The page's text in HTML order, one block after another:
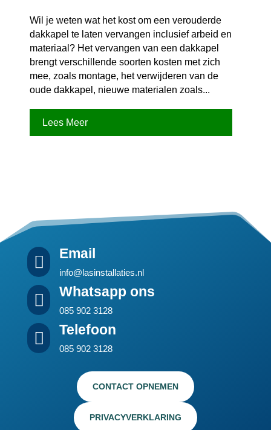
Wil je weten wat het kost om een verouderde
dakkapel te laten vervangen inclusief arbeid en
materiaal? Het vervangen van een dakkapel
brengt verschillende soorten kosten met zich
mee, zoals montage, het verwijderen van de
oude dakkapel, nieuwe materialen zoals...
Lees Meer
 Email
info@lasinstallaties.nl
 Whatsapp ons
085 902 3128
 Telefoon
085 902 3128
CONTACT OPNEMEN
PRIVACYVERKLARING